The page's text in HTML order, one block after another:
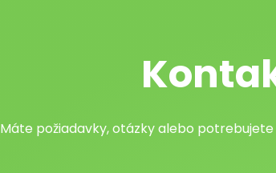
Máte požiadavky, otázky alebo